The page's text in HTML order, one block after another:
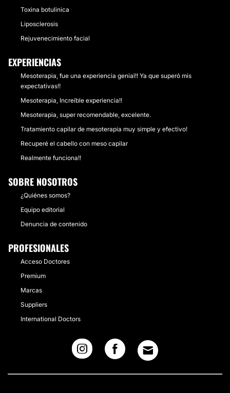
Toxina botulinica
Liposclerosis
Rejuvenecimiento facial
EXPERIENCIAS
Mesoterapia, fue una experiencia genial!! Ya que superó mis
expectativas!!
Mesoterapia, Increíble experiencia!!
Mesoterapia, super recomendable, excelente.
Tratamiento capilar de mesoterapia muy simple y efectivo!
Recuperé el cabello con meso capilar
Realmente funciona!!
SOBRE NOSOTROS
¿Quiénes somos?
Equipo editorial
Denuncia de contenido
PROFESIONALES
Acceso Doctores
Premium
Marcas
Suppliers
International Doctors